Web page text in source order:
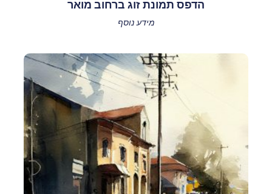
הדפס תמונת זוג ברחוב מואר
מידע נוסף